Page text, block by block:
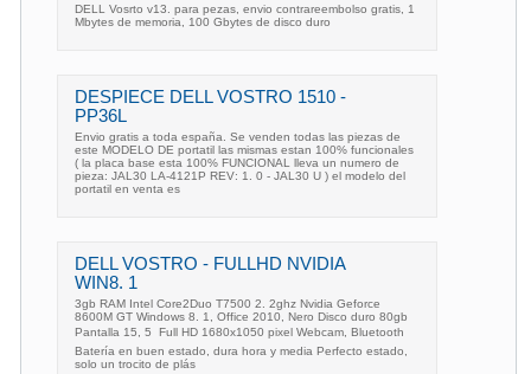
DELL Vosrto v13. para pezas, envio contrareembolso gratis, 1
Mbytes de memoria, 100 Gbytes de disco duro
DESPIECE DELL VOSTRO 1510 -
PP36L
Envio gratis a toda españa. Se venden todas las piezas de
este MODELO DE portatil las mismas estan 100% funcionales
( la placa base esta 100% FUNCIONAL lleva un numero de
pieza: JAL30 LA-4121P REV: 1. 0 - JAL30 U ) el modelo del
portatil en venta es
DELL VOSTRO - FULLHD NVIDIA
WIN8. 1
3gb RAM Intel Core2Duo T7500 2. 2ghz Nvidia Geforce
8600M GT Windows 8. 1, Office 2010, Nero Disco duro 80gb
Pantalla 15, 5  Full HD 1680x1050 pixel Webcam, Bluetooth
Batería en buen estado, dura hora y media Perfecto estado,
solo un trocito de plás